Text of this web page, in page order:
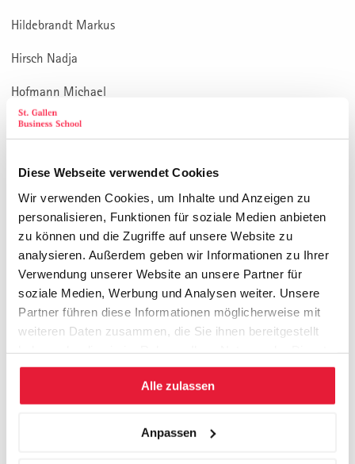
Diese Webseite verwendet Cookies
Wir verwenden Cookies, um Inhalte und Anzeigen zu
personalisieren, Funktionen für soziale Medien anbieten
zu können und die Zugriffe auf unsere Website zu
analysieren. Außerdem geben wir Informationen zu Ihrer
Verwendung unserer Website an unsere Partner für
soziale Medien, Werbung und Analysen weiter. Unsere
Partner führen diese Informationen möglicherweise mit
weiteren Daten zusammen, die Sie ihnen bereitgestellt
gesammelt haben.
Alle zulassen
Anpassen
Hildebrandt Markus
Hirsch Nadja
Hofmann Michael
Jungbluth Denis
Langfort Christoph
Meindl Andreas
Metz Michaela Dr.
Meuwly Serge
Meyer Stefan
Mohri Thilo
Nürnberger Stefan Nützel